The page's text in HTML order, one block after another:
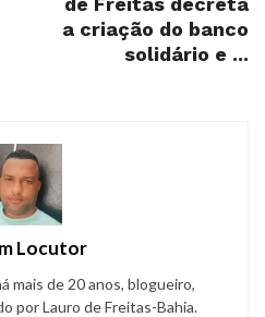
a criação do banco
solidário e ...
Locutor
mais de 20 anos, blogueiro,
por Lauro de Freitas-Bahia.